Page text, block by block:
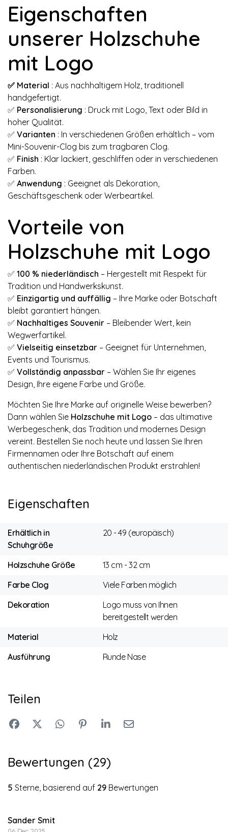
Eigenschaften
unserer Holzschuhe
mit Logo
✅ Material : Aus nachhaltigem Holz, traditionell
handgefertigt.
✅ Personalisierung : Druck mit Logo, Text oder Bild in
hoher Qualität.
✅ Varianten : In verschiedenen Größen erhältlich – vom
Mini-Souvenir-Clog bis zum tragbaren Clog.
✅ Finish : Klar lackiert, geschliffen oder in verschiedenen
Farben.
✅ Anwendung : Geeignet als Dekoration,
Geschäftsgeschenk oder Werbeartikel.
Vorteile von
Holzschuhe mit Logo
✅ 100 % niederländisch – Hergestellt mit Respekt für
Tradition und Handwerkskunst.
✅ Einzigartig und auffällig – Ihre Marke oder Botschaft
bleibt garantiert hängen.
✅ Nachhaltiges Souvenir – Bleibender Wert, kein
Wegwerfartikel.
✅ Vielseitig einsetzbar – Geeignet für Unternehmen,
Events und Tourismus.
✅ Vollständig anpassbar – Wählen Sie Ihr eigenes
Design, Ihre eigene Farbe und Größe.
Möchten Sie Ihre Marke auf originelle Weise bewerben?
Dann wählen Sie Holzschuhe mit Logo – das ultimative
Werbegeschenk, das Tradition und modernes Design
vereint. Bestellen Sie noch heute und lassen Sie Ihren
Firmennamen oder Ihre Botschaft auf einem
authentischen niederländischen Produkt erstrahlen!
Eigenschaften
Erhältlich in
Schuhgröße
20 - 49 (europäisch)
Holzschuhe Größe
13 cm - 32 cm
Farbe Clog
Viele Farben möglich
Dekoration
Logo muss von Ihnen
bereitgestellt werden
Material
Holz
Ausführung
Runde Nase
Teilen
Bewertungen (29)
5 Sterne, basierend auf 29 Bewertungen
Sander Smit